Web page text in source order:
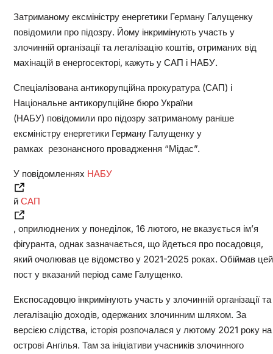
Затриманому ексміністру енергетики Герману Галущенку
повідомили про підозру. Йому інкримінують участь у
злочинній організації та легалізацію коштів, отриманих від
махінацій в енергосекторі, кажуть у САП і НАБУ.
Спеціалізована антикорупційна прокуратура (САП) і
Національне антикорупційне бюро України
(НАБУ) повідомили про підозру затриманому раніше
ексміністру енергетики Герману Галущенку у
рамках резонансного провадження “Мідас”.
У повідомленнях НАБУ
й САП
, оприлюднених у понеділок, 16 лютого, не вказується ім’я
фігуранта, однак зазначається, що йдеться про посадовця,
який очолював це відомство у 2021-2025 роках. Обіймав цей
пост у вказаний період саме Галущенко.
Експосадовцю інкримінують участь у злочинній організації та
легалізацію доходів, одержаних злочинним шляхом. За
версією слідства, історія розпочалася у лютому 2021 року на
острові Ангілья. Там за ініціативи учасників злочинного